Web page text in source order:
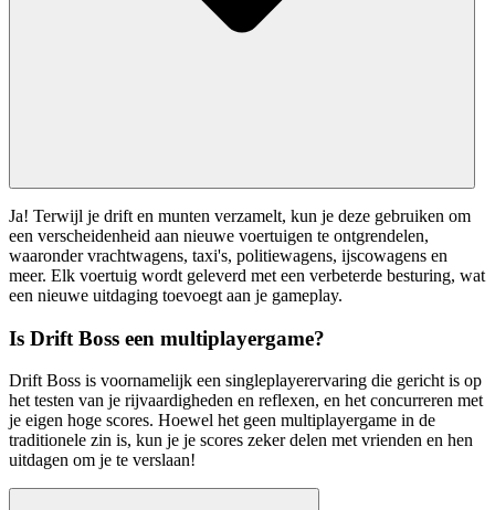
Ja! Terwijl je drift en munten verzamelt, kun je deze gebruiken om
een verscheidenheid aan nieuwe voertuigen te ontgrendelen,
waaronder vrachtwagens, taxi's, politiewagens, ijscowagens en
meer. Elk voertuig wordt geleverd met een verbeterde besturing, wat
een nieuwe uitdaging toevoegt aan je gameplay.
Is Drift Boss een multiplayergame?
Drift Boss is voornamelijk een singleplayerervaring die gericht is op
het testen van je rijvaardigheden en reflexen, en het concurreren met
je eigen hoge scores. Hoewel het geen multiplayergame in de
traditionele zin is, kun je je scores zeker delen met vrienden en hen
uitdagen om je te verslaan!